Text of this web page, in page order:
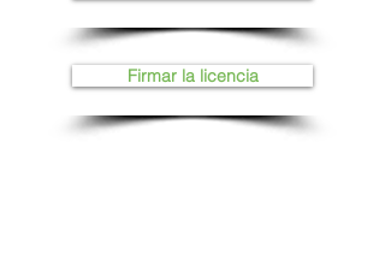
Firmar la licencia